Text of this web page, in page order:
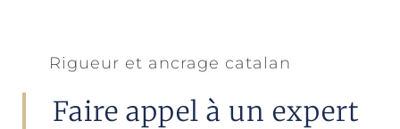
Rigueur et ancrage catalan
Faire appel à un expert